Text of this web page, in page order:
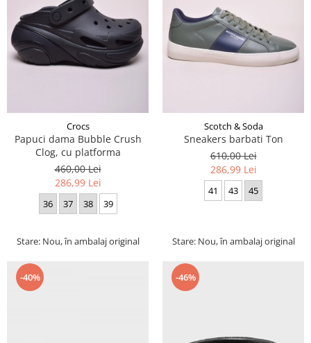
Crocs
Papuci dama Bubble Crush
Clog, cu platforma
460,00 Lei
286,99 Lei
36 37 38 39
Stare: Nou, în ambalaj original
Scotch & Soda
Sneakers barbati Ton
610,00 Lei
286,99 Lei
41 43 45
Stare: Nou, în ambalaj original
-40% -46%